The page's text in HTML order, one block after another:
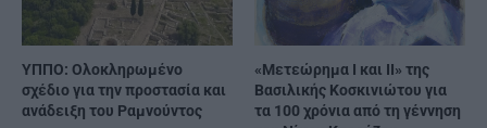
ΥΠΠΟ: Ολοκληρωμένο
σχέδιο για την προστασία και
ανάδειξη του Ραμνούντος
«Μετεώρημα Ι και ΙΙ» της
Βασιλικής Κοσκινιώτου για
τα 100 χρόνια από τη γέννηση